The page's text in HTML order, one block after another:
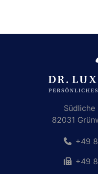
Südliche
82031
+49
+49